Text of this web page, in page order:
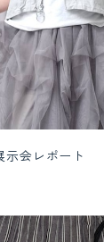
会レポート